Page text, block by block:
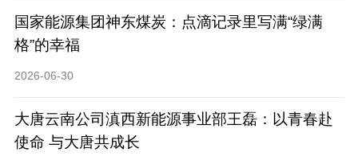
国家能源集团神东煤炭：点滴记录里写满“绿满
格”的幸福
2026-06-30
大唐云南公司滇西新能源事业部王磊：以青春赴
使命 与大唐共成长